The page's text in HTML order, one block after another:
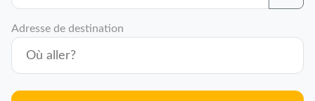
Adresse de destination